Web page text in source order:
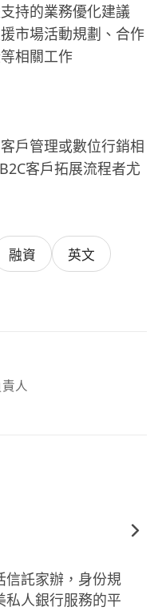
持的業務優化建議
市場活動規劃、合作
相關工作
戶管理或數位行銷相
客戶拓展流程者尤
系統（如Google
、HubSpot、
置與優化潛客獲取流
寫能力，能清晰傳達
與優先順序
營收模型、客戶生命
念，願意深入產業場
融資
英文
人
信託家辦，身份規
私人銀行服務的平